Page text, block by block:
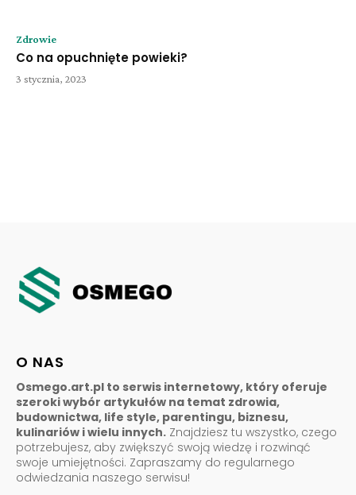
Zdrowie
Co na opuchnięte powieki?
3 stycznia, 2023
O NAS
Osmego.art.pl to serwis internetowy, który oferuje
szeroki wybór artykułów na temat zdrowia,
budownictwa, life style, parentingu, biznesu,
kulinariów i wielu innych. Znajdziesz tu wszystko, czego
potrzebujesz, aby zwiększyć swoją wiedzę i rozwinąć
swoje umiejętności. Zapraszamy do regularnego
odwiedzania naszego serwisu!